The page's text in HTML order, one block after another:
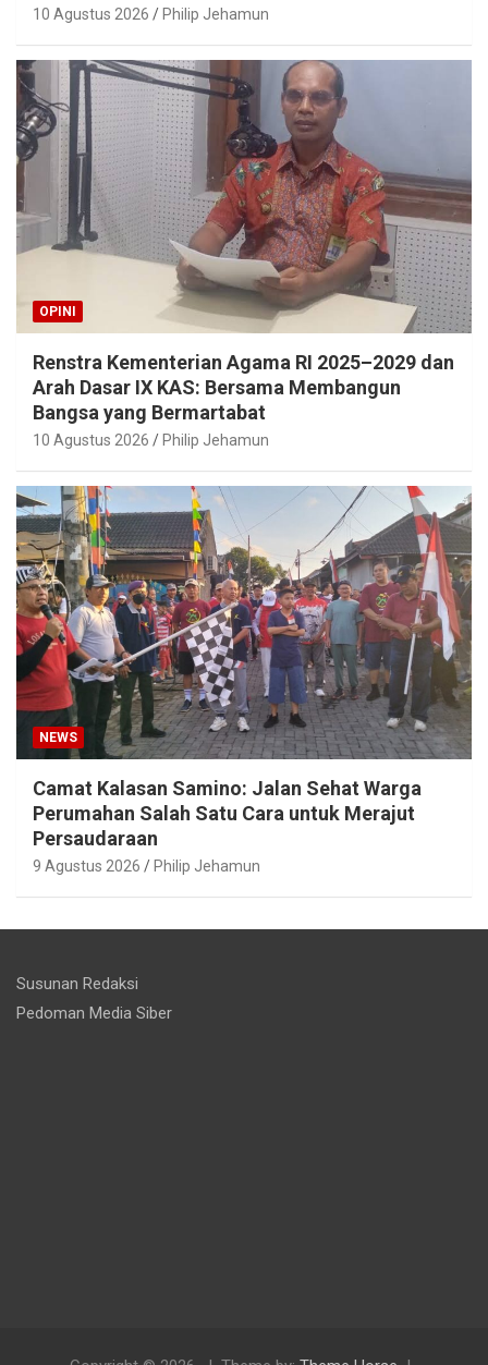
10 Agustus 2026 Philip Jehamun
OPINI
Renstra Kementerian Agama RI 2025–2029 dan
Arah Dasar IX KAS: Bersama Membangun
Bangsa yang Bermartabat
10 Agustus 2026 Philip Jehamun
NEWS
Camat Kalasan Samino: Jalan Sehat Warga
Perumahan Salah Satu Cara untuk Merajut
Persaudaraan
9 Agustus 2026 Philip Jehamun
Susunan Redaksi
Pedoman Media Siber